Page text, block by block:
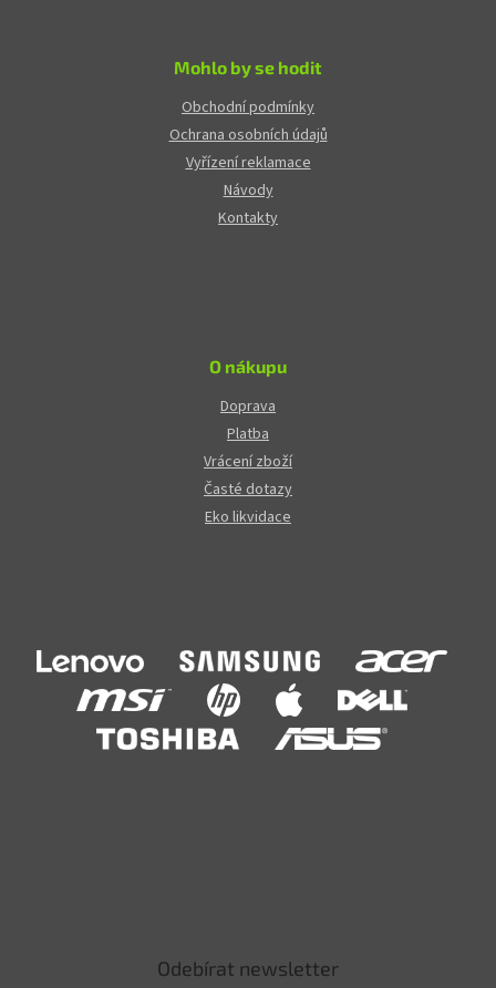
Mohlo by se hodit
Obchodní podmínky
Ochrana osobních údajů
Vyřízení reklamace
Návody
Kontakty
O nákupu
Doprava
Platba
Vrácení zboží
Časté dotazy
Eko likvidace
Odebírat newsletter